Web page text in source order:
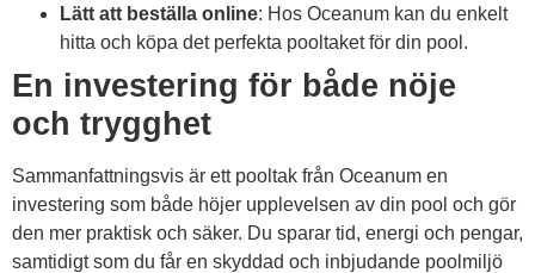
Lätt att beställa online: Hos Oceanum kan du enkelt
hitta och köpa det perfekta pooltaket för din pool.
En investering för både nöje
och trygghet
Sammanfattningsvis är ett pooltak från Oceanum en
investering som både höjer upplevelsen av din pool och gör
den mer praktisk och säker. Du sparar tid, energi och pengar,
samtidigt som du får en skyddad och inbjudande poolmiljö